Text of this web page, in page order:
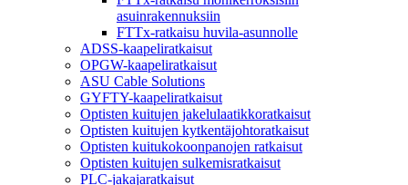
asuinrakennuksiin
FTTx-ratkaisu huvila-asunnolle
ADSS-kaapeliratkaisut
OPGW-kaapeliratkaisut
ASU Cable Solutions
GYFTY-kaapeliratkaisut
Optisten kuitujen jakelulaatikkoratkaisut
Optisten kuitujen kytkentäjohtoratkaisut
Optisten kuitukokoonpanojen ratkaisut
Optisten kuitujen sulkemisratkaisut
PLC-jakajaratkaisut